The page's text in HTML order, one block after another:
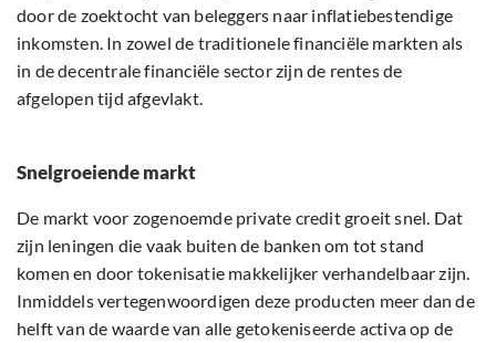
door de zoektocht van beleggers naar inflatiebestendige
inkomsten. In zowel de traditionele financiële markten als
in de decentrale financiële sector zijn de rentes de
afgelopen tijd afgevlakt.
Snelgroeiende markt
De markt voor zogenoemde private credit groeit snel. Dat
zijn leningen die vaak buiten de banken om tot stand
komen en door tokenisatie makkelijker verhandelbaar zijn.
Inmiddels vertegenwoordigen deze producten meer dan de
helft van de waarde van alle getokeniseerde activa op de